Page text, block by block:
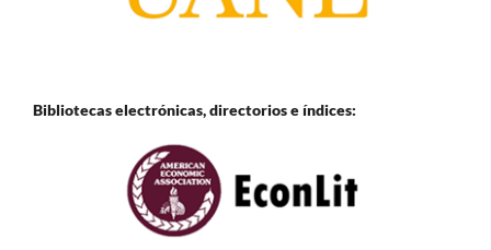
Bibliotecas electrónicas, directorios e índices: